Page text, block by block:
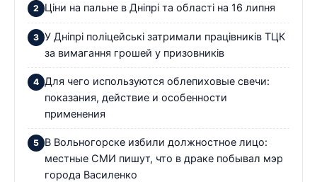
Ціни на пальне в Дніпрі та області на 16 липня
У Дніпрі поліцейські затримали працівників ТЦК
за вимагання грошей у призовників
Для чего используются облепиховые свечи:
показания, действие и особенности
применения
В Вольногорске избили должностное лицо:
местные СМИ пишут, что в драке побывал мэр
города Василенко